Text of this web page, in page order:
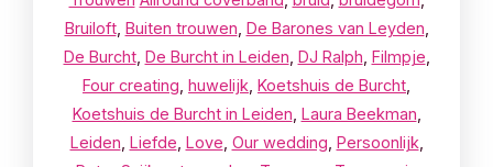
Bruiloft, Buiten trouwen De Barones van Leyden
De Burcht, De Burcht in Leiden DJ Ralph Filmpje
Four creating huwelijk Koetshuis de Burcht
Koetshuis de Burcht in Leiden Laura Beekman
Leiden Liefde Love Our wedding Persoonlijk